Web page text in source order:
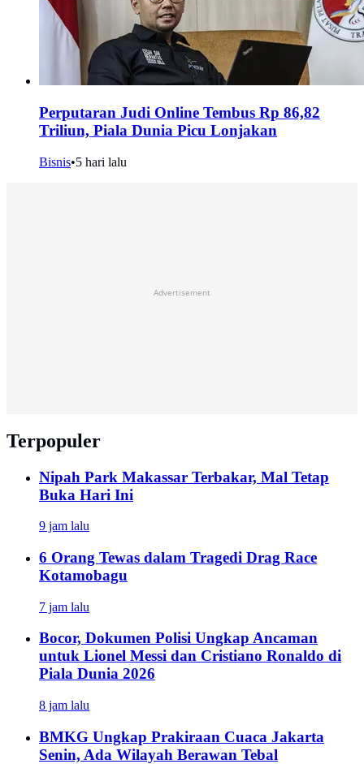
Perputaran Judi Online Tembus Rp 86,82
Triliun, Piala Dunia Picu Lonjakan
Bisnis•5 hari lalu
Advertisement
Terpopuler
Nipah Park Makassar Terbakar, Mal Tetap
Buka Hari Ini
9 jam lalu
6 Orang Tewas dalam Tragedi Drag Race
Kotamobagu
7 jam lalu
Bocor, Dokumen Polisi Ungkap Ancaman
untuk Lionel Messi dan Cristiano Ronaldo di
Piala Dunia 2026
8 jam lalu
BMKG Ungkap Prakiraan Cuaca Jakarta
Senin, Ada Wilayah Berawan Tebal